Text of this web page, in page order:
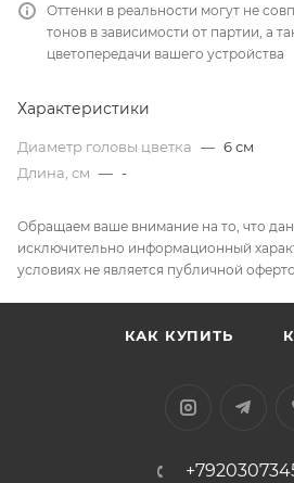
Оттенки в реальности могут не
тонов в зависимости от партии, а
цветопередачи вашего устройства
Характеристики
Диаметр головы цветка — 6 см
Длина, см — -
Обращаем ваше внимание на то, что
исключительно информационный
условиях не является публичной
КАК КУПИТЬ